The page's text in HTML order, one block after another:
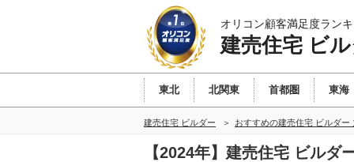
オリコン顧客満足度ラン
建売住宅 ビ
東北 北関東 首都圏 東海
建売住宅 ビルダー おすすめの建売住宅 ビルダー
【2024年】建売住宅 ビルダ